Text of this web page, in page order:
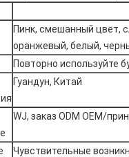
Пинк, смешанный цвет,
оранжевый, белый,
Повторно используйте
Гуандун, Китай
WJ, заказ ODM OEM/
Чувствительные